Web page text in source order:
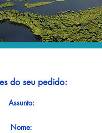
do seu pedido:
Assunto:
Nome: